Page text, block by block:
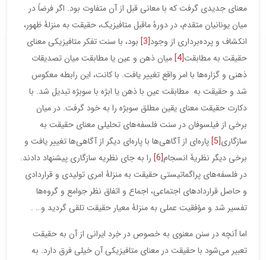
معنای جدیدی گرفت که با معانی قبل از آن متفاوت بود. اگر فرضاً در
میان یونانیان متقدم، در دورۀ ماقبل متافیزیک، حقیقت به منزلۀ ظهور،
انکشاف و پرده‌برداری از وجود[3]
بود، با سنت تفکر متافیزیکی معنای
حقیقت به مطابقت[4]
میان ذهن و عین یا مطابقت میان تصدیقات
ذهنی و گزاره‌ها با امر واقع تغییر یافت. با کانت، این رابطه معکوس
شد و حقیقت به مطابقت عین با ذهن یا ابژه با سوبژه تبدیل شد. با
دکارت حقیقت معنای یقین مطلق سوبژه را به خود گرفت. در میان
برخی از فیلسوفان در سنت فلسفه‌های تحلیلی معنای حقیقت به
سازگاری[5]
پاره‌ای از آگاهی‌ها با پاره‌ای دیگر از آگاهی‌ها تغییر یافت و
برخی دیگر نظریۀ انسجام[6]
را به جای نظریه سازگاری پیشنهاد دادند.
در فلسفه‌های پراگماتیستی حقیقت به منزلۀ امری تولیدی و قراردادی
و حاصل قراردادهای اجتماعی، اجماع و اتفاق نظر جوامع و گروه‌ها
تفسیر شد و مؤفقیت عملی به منزلۀ معیار حقیقت تلقی گردید و… .
اما آنچه در سنن معنوی به خصوص در خِرد ایرانی از آن به حقیقت
تعبیر می‌شود با حقیقت در معنای متافیزیکی آن خیلی فرق دارد. به